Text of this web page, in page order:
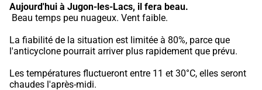
Aujourd'hui à Jugon-les-Lacs, il fera beau.
Beau temps peu nuageux. Vent faible.
La fiabilité de la situation est limitée à 80%, parce que
l'anticyclone pourrait arriver plus rapidement que prévu.
Les températures fluctueront entre 11 et 30°C, elles seront
chaudes l'après-midi.